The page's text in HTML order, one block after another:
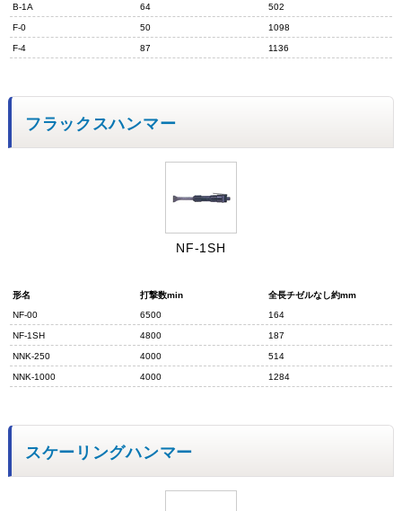
B-1A 64 502
F-0 50 1098
F-4 87 1136
フラックスハンマー
NF-1SH
形名 打撃数min
全長チゼルなし約mm
NF-00
6500 164
NF-1SH 4800 187
NNK-250 4000 514
NNK-1000 4000 1284
スケーリングハンマー